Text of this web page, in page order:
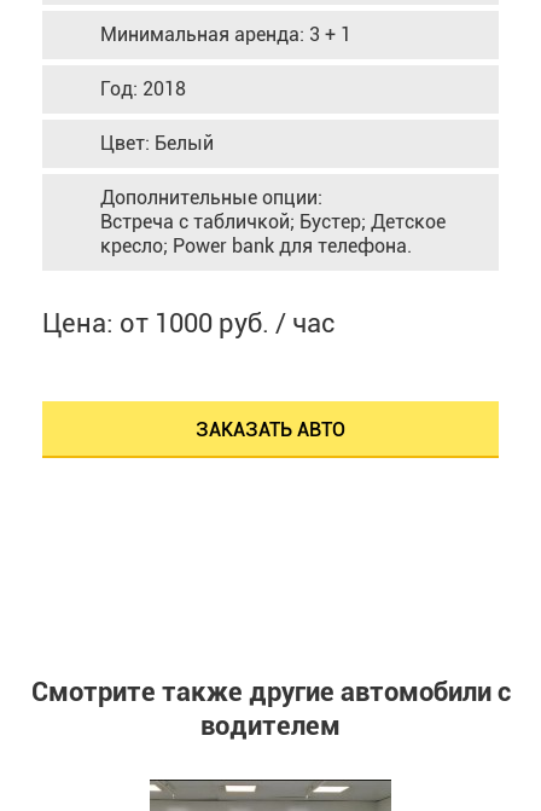
Минимальная аренда: 3 + 1
Год: 2018
Цвет: Белый
Дополнительные опции:
Встреча с табличкой; Бустер; Детское
кресло; Power bank для телефона.
Цена: от 1000 руб. / час
ЗАКАЗАТЬ АВТО
Смотрите также другие автомобили с
водителем